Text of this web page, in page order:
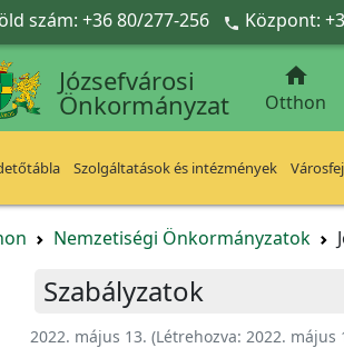
szám: +36 80/277-256  Központ:
Józsefvárosi
Önkormányzat

Otthon
Szolgáltatások és intézmények
Nemzetiségi Önkormányzatok
Szabályzatok
2022. május 13. (Létrehozva: 2022. május